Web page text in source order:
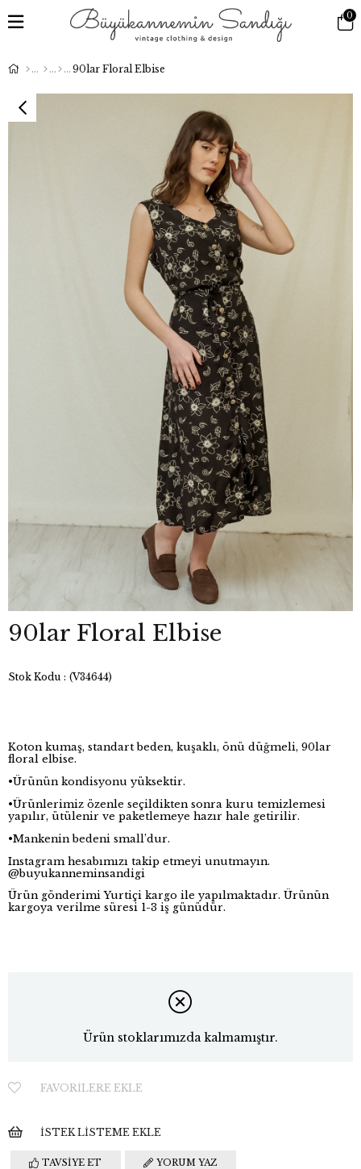
0
90lar Floral Elbise
90lar Floral Elbise
Stok Kodu (V34644)
Koton kumaş, standart beden, kuşaklı, önü düğmeli, 90lar
floral elbise.
•Ürünün kondisyonu yüksektir.
•Ürünlerimiz özenle seçildikten sonra kuru temizlemesi
yapılır, ütülenir ve paketlemeye hazır hale getirilir.
•Mankenin bedeni small’dur.
Instagram hesabımızı takip etmeyi unutmayın.
@buyukanneminsandigi
Ürün gönderimi Yurtiçi kargo ile yapılmaktadır. Ürünün
kargoya verilme süresi 1-3 iş günüdür.
Ürün stoklarımızda kalmamıştır.
FAVORILERE EKLE
İSTEK LISTEME EKLE
TAVSIYE ET YORUM YAZ